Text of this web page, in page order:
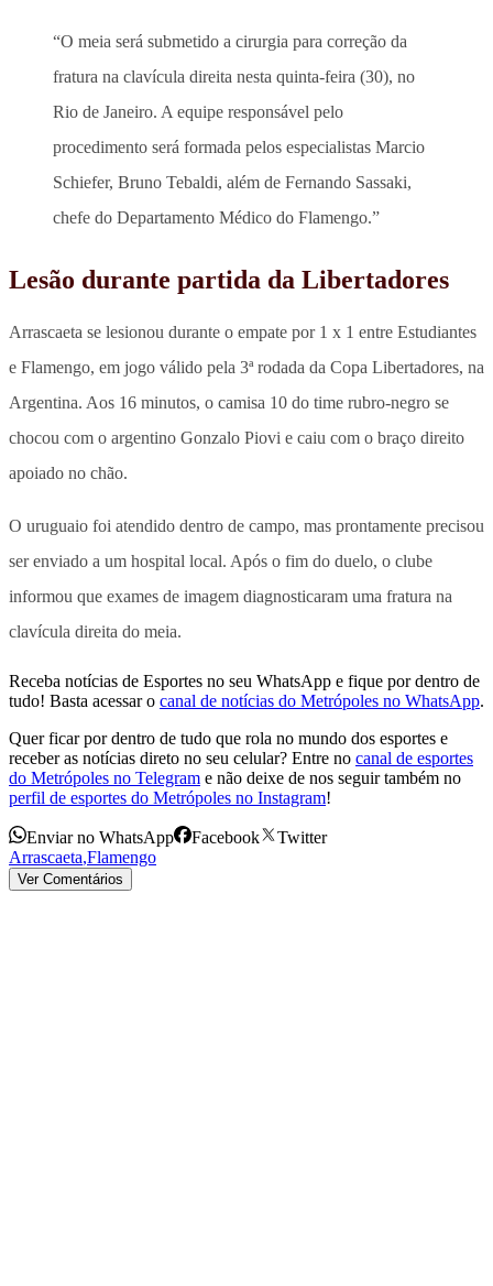
“O meia será submetido a cirurgia para correção da
fratura na clavícula direita nesta quinta-feira (30), no
Rio de Janeiro. A equipe responsável pelo
procedimento será formada pelos especialistas Marcio
Schiefer, Bruno Tebaldi, além de Fernando Sassaki,
chefe do Departamento Médico do Flamengo.”
Lesão durante partida da Libertadores
Arrascaeta se lesionou durante o empate por 1 x 1 entre Estudiantes
e Flamengo, em jogo válido pela 3ª rodada da Copa Libertadores, na
Argentina. Aos 16 minutos, o camisa 10 do time rubro-negro se
chocou com o argentino Gonzalo Piovi e caiu com o braço direito
apoiado no chão.
O uruguaio foi atendido dentro de campo, mas prontamente precisou
ser enviado a um hospital local. Após o fim do duelo, o clube
informou que exames de imagem diagnosticaram uma fratura na
clavícula direita do meia.
Receba notícias de Esportes no seu WhatsApp e fique por dentro de
tudo! Basta acessar o canal de notícias do Metrópoles no WhatsApp.
Quer ficar por dentro de tudo que rola no mundo dos esportes e
receber as notícias direto no seu celular? Entre no canal de esportes
do Metrópoles no Telegram e não deixe de nos seguir também no
perfil de esportes do Metrópoles no Instagram!
Enviar no WhatsApp Facebook
Twitter
Arrascaeta,Flamengo
Ver Comentários